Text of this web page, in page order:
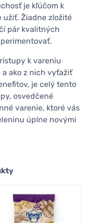
je kľúčom k
užiť. Žiadne zložité
pár kvalitných
k vareniu
ako z nich vyťažiť
je celý tento
osvedčené
varenie, ktoré vás
úplne novými